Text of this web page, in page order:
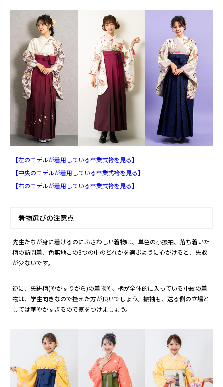
【左のモデルが着用している卒業式袴を見る】
【中央のモデルが着用している卒業式袴を見る】
【右のモデルが着用している卒業式袴を見る】
着物選びの注意点
先生たちが身に着けるのにふさわしい着物は、単色の小振袖、落ち着いた
柄の訪問着、色無地この3つの中のどれかを選ぶように心がけると、失敗
が少ないです。
逆に、矢絣柄(やがすりがら)の着物や、柄が全体的に入っている小紋の着
物は、学生向きなので控えた方が良いでしょう。振袖も、送る側の立場と
しては華やかすぎるので気をつけましょう。